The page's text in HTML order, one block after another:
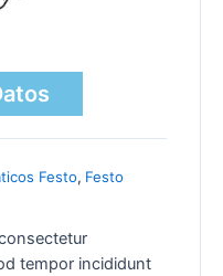
Festo, Festo
tempor incididunt